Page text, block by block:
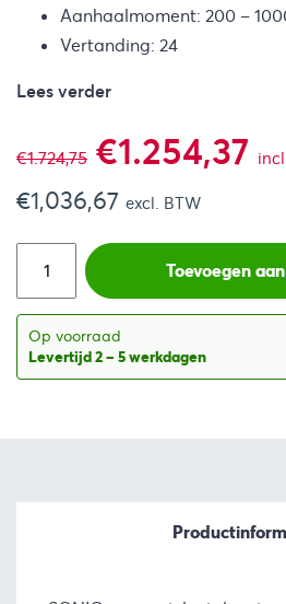
Aanhaalmoment: 200 –
Vertanding: 24
Lees verder
€1.724,75
prijs
was:
€1.724,75.
€1.254,37
is:
€1,036,67 excl. BTW
Toevoegen
Op voorraad
Levertijd 2 – 5 werkdagen